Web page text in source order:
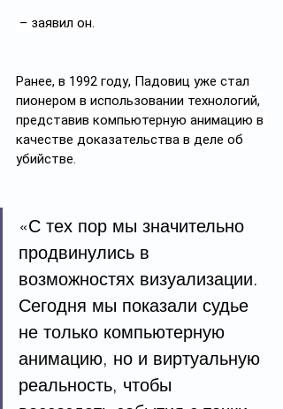
– заявил он.
Ранее, в 1992 году, Падовиц уже стал
пионером в использовании технологий,
представив компьютерную анимацию в
качестве доказательства в деле об
убийстве.
«С тех пор мы значительно
продвинулись в
возможностях визуализации.
Сегодня мы показали судье
не только компьютерную
анимацию, но и виртуальную
реальность, чтобы